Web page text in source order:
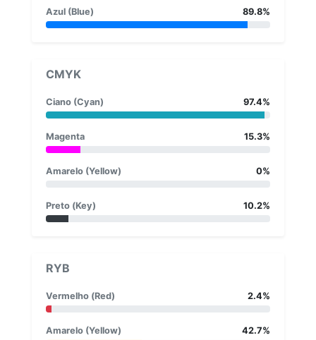
Azul (Blue) 89.8%
CMYK
Ciano (Cyan) 97.4%
Magenta 15.3%
Amarelo (Yellow) 0%
Preto (Key) 10.2%
RYB
Vermelho (Red) 2.4%
Amarelo (Yellow) 42.7%